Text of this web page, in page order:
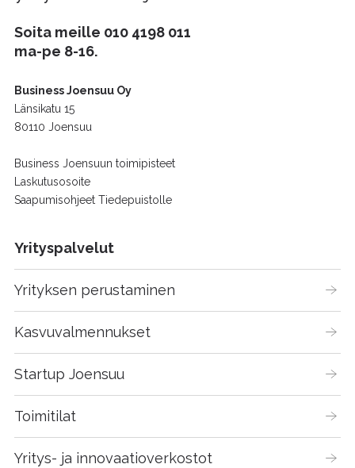
Soita meille 010 4198 011
ma-pe 8-16.
Business Joensuu Oy
Länsikatu 15
80110 Joensuu
Business Joensuun toimipisteet
Laskutusosoite
Saapumisohjeet Tiedepuistolle
Yrityspalvelut
Yrityksen perustaminen
Kasvuvalmennukset
Startup Joensuu
Toimitilat
Yritys- ja innovaatioverkostot